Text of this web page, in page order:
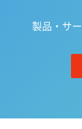
製品・サ